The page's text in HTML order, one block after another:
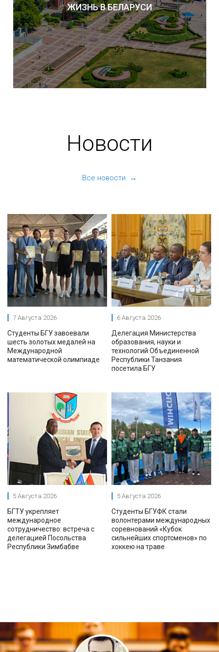
ЖИЗНЬ В БЕЛАРУСИ
Новости
Все новости →
7 Августа 2026
Студенты БГУ завоевали
шесть золотых медалей на
Международной
математической олимпиаде
6 Августа 2026
Делегация Министерства
образования, науки и
технологий Объединенной
Республики Танзания
посетила БГУ
5 Августа 2026
БГТУ укрепляет
международное
сотрудничество: встреча с
делегацией Посольства
Республики Зимбабве
5 Августа 2026
Студенты БГУФК стали
волонтерами международных
соревнований «Кубок
сильнейших спортсменов» по
хоккею на траве